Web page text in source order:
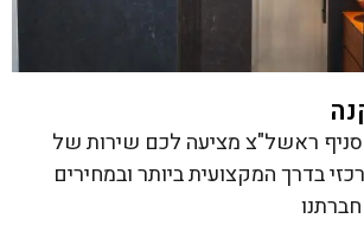
סניף ראשל"צ מציעה לכם שירות של
בדרך המקצועית ביותר ובמחירים